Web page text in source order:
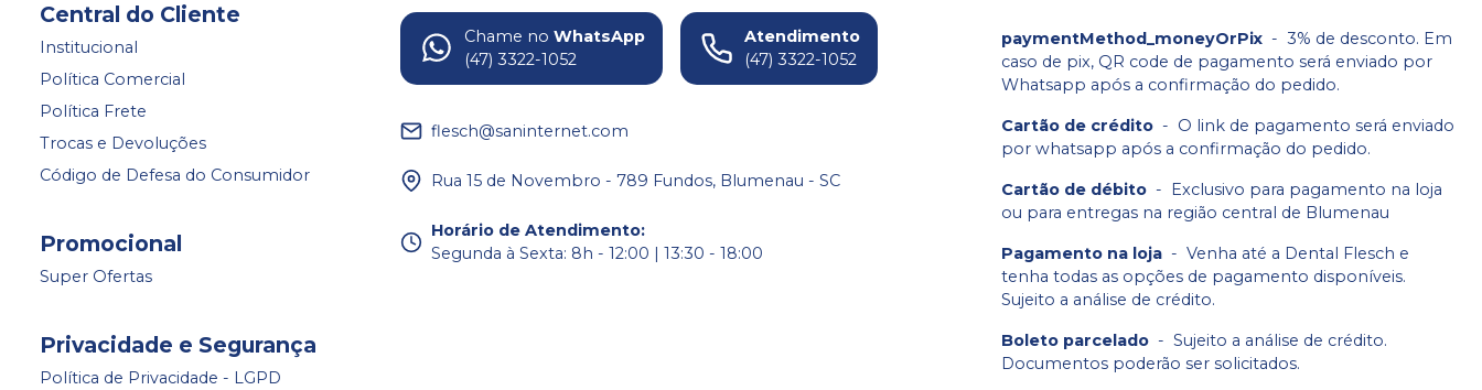
Central do Cliente
Institucional
Política Comercial
Política Frete
Trocas e Devoluções
Código de Defesa do Consumidor
Promocional
Super Ofertas
Privacidade e Segurança
Política de Privacidade - LGPD
Chame no WhatsApp
(47) 3322-1052
Atendimento
(47) 3322-1052
flesch@saninternet.com
Rua 15 de Novembro - 789 Fundos, Blumenau - SC
Horário de Atendimento:
Segunda à Sexta: 8h - 12:00 | 13:30 - 18:00
paymentMethod_moneyOrPix - 3% de desconto. Em
caso de pix, QR code de pagamento será enviado por
Whatsapp após a confirmação do pedido.
Cartão de crédito - O link de pagamento será enviado
por whatsapp após a confirmação do pedido.
Cartão de débito - Exclusivo para pagamento na loja
ou para entregas na região central de Blumenau
Pagamento na loja - Venha até a Dental Flesch e
tenha todas as opções de pagamento disponíveis.
Sujeito a análise de crédito.
Boleto parcelado - Sujeito a análise de crédito.
Documentos poderão ser solicitados.